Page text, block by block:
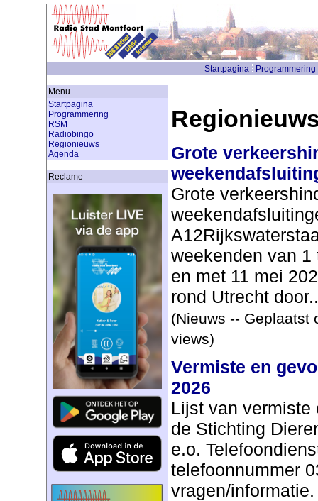
Startpagina Programmering
Menu
Startpagina
Programmering
RSM
Radiobingo
Regionieuws
Agenda
Reclame
Grote
Grote
weekenden van
en met 11 mei
rond Utrecht
(Nieuws -- Geplaatst
views)
Vermiste en
2026
Lijst van vermiste
de Stichting
e.o.
telefoonnummer
vragen/